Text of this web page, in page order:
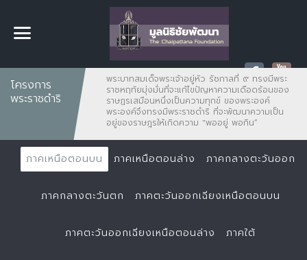
โครงการ
พระราชดำริ
พระบาทสมเด็จพระเจ้าอยู่หัว รัชกาลที่ ๙ ทรงมีพระ
ราชหฤทัยมุ่งมั่นที่จะแก้ไขปัญหาความเดือดร้อนของ
ราษฏรเสมือนหนึ่งเป็นความทุกข์ ของพระองค์
พระองค์จึงทรงมีพระราชดำริ ที่จะพัฒนาความเป็น
อยู่ของราษฎรให้เกิดความ "พออยู่ พอกิน”
ภาคเหนือตอนบน ภาคเหนือตอนล่าง ภาคกลางตะวันออก
ภาคกลางตะวันตก ภาคตะวันออกเฉียงเหนือตอนบน
ภาคตะวันออกเฉียงเหนือตอนล่าง ภาคใต้